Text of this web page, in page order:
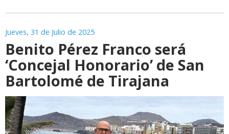
Jueves, 31 de Julio de 2025
Benito Pérez Franco será
‘Concejal Honorario’ de San
Bartolomé de Tirajana